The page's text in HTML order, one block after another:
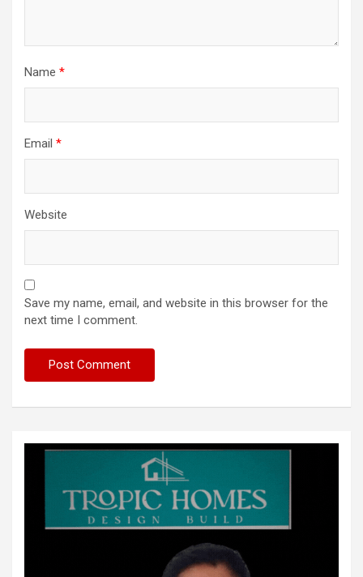
Name *
Email *
Website
Save my name, email, and website in this browser for the
next time I comment.